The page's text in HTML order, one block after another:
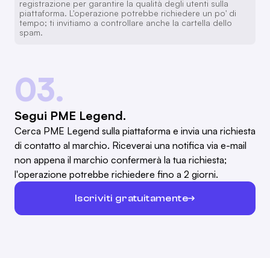
registrazione per garantire la qualità degli utenti sulla
piattaforma. L'operazione potrebbe richiedere un po' di
tempo; ti invitiamo a controllare anche la cartella dello
spam.
03.
Segui PME Legend.
Cerca PME Legend sulla piattaforma e invia una richiesta
di contatto al marchio. Riceverai una notifica via e-mail
non appena il marchio confermerà la tua richiesta;
l'operazione potrebbe richiedere fino a 2 giorni.
Iscriviti gratuitamente